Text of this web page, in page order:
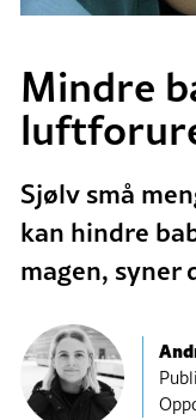
Mindre
Sjølv små
kan hindre
magen, syner